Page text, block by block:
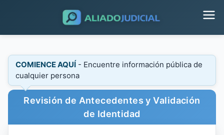
COMIENCE AQUÍ - Encuentre información pública de
cualquier persona
Revisión de Antecedentes y Validación
de Identidad